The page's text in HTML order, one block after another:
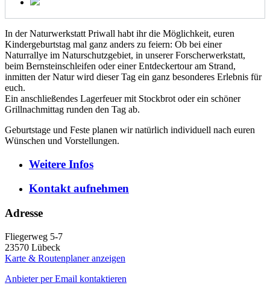
In der Naturwerkstatt Priwall habt ihr die Möglichkeit, euren
Kindergeburtstag mal ganz anders zu feiern: Ob bei einer
Naturrallye im Naturschutzgebiet, in unserer Forscherwerkstatt,
beim Bernsteinschleifen oder einer Entdeckertour am Strand,
inmitten der Natur wird dieser Tag ein ganz besonderes Erlebnis für
euch.
Ein anschließendes Lagerfeuer mit Stockbrot oder ein schöner
Grillnachmittag runden den Tag ab.
Geburtstage und Feste planen wir natürlich individuell nach euren
Wünschen und Vorstellungen.
Weitere Infos
Kontaktaufnehmen
Adresse
Fliegerweg 5-7
23570 Lübeck
Karte & Routenplaner anzeigen
Anbieter per Email kontaktieren